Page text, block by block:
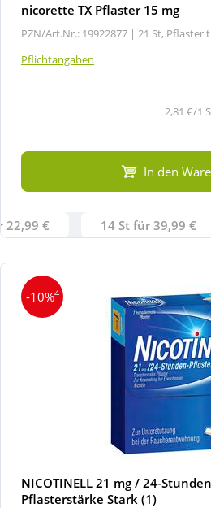
nicorette TX Pflaster 15 mg
PZN/Art.Nr.: 19922877 | 21 St, Pflaster
Pflichtangaben
2,81 €/1
In den
22,99 € 14 St für 39,99 €
-10%4
NICOTINELL 21 mg / 24-
Pflasterstärke Stark (1)